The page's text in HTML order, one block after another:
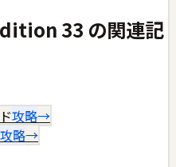
33 の関連記
攻略→
攻略→